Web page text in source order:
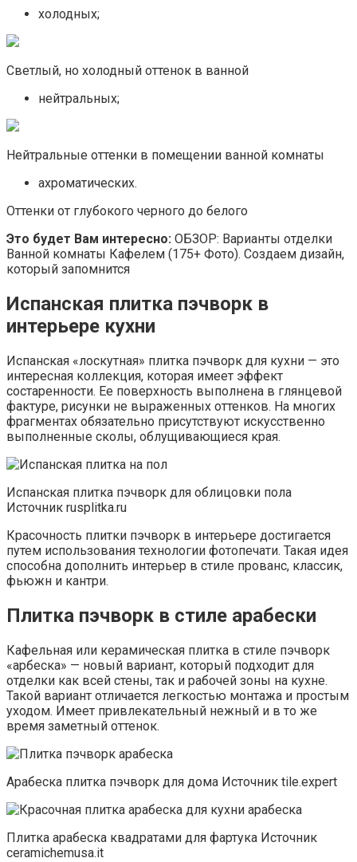
холодных;
Светлый, но холодный оттенок в ванной
нейтральных;
Нейтральные оттенки в помещении ванной комнаты
ахроматических.
Оттенки от глубокого черного до белого
Это будет Вам интересно: ОБЗОР: Варианты отделки
Ванной комнаты Кафелем (175+ Фото). Создаем дизайн,
который запомнится
Испанская плитка пэчворк в
интерьере кухни
Испанская «лоскутная» плитка пэчворк для кухни — это
интересная коллекция, которая имеет эффект
состаренности. Ее поверхность выполнена в глянцевой
фактуре, рисунки не выраженных оттенков. На многих
фрагментах обязательно присутствуют искусственно
выполненные сколы, облущивающиеся края.
Испанская плитка пэчворк для облицовки пола
Источник rusplitka.ru
Красочность плитки пэчворк в интерьере достигается
путем использования технологии фотопечати. Такая идея
способна дополнить интерьер в стиле прованс, классик,
фьюжн и кантри.
Плитка пэчворк в стиле арабески
Кафельная или керамическая плитка в стиле пэчворк
«арбеска» — новый вариант, который подходит для
отделки как всей стены, так и рабочей зоны на кухне.
Такой вариант отличается легкостью монтажа и простым
уходом. Имеет привлекательный нежный и в то же
время заметный оттенок.
Арабеска плитка пэчворк для дома Источник tile.expert
Плитка арабеска квадратами для фартука Источник
ceramichemusa.it